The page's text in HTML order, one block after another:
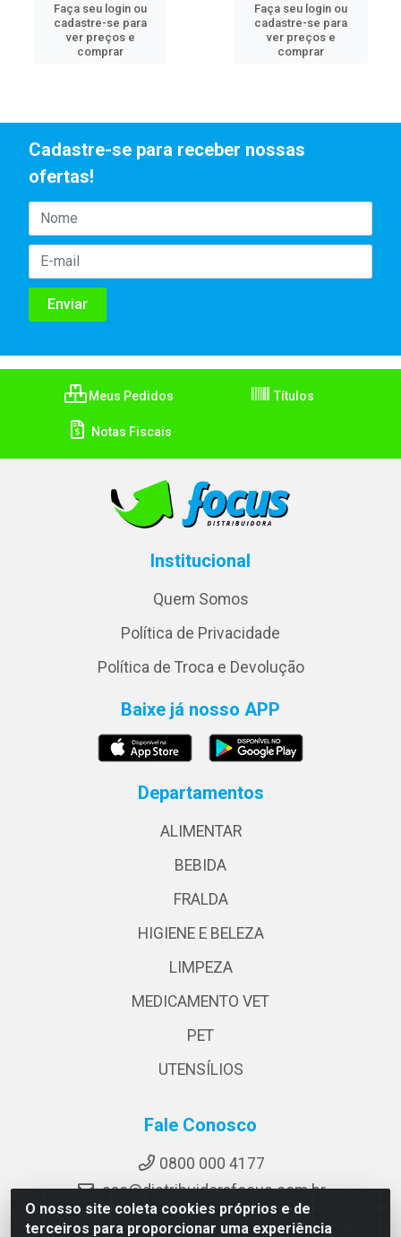
Faça seu login ou
cadastre-se para
ver preços e
comprar
Faça seu login ou
cadastre-se para
ver preços e
comprar
O nosso site coleta cookies próprios e de
terceiros para proporcionar uma experiência
Cadastre-se para receber nossas
ofertas!
Meus Pedidos Títulos
Notas Fiscais
Institucional
Quem Somos
Política de Privacidade
Política de Troca e Devolução
Baixe já nosso APP
Departamentos
ALIMENTAR
BEBIDA
FRALDA
HIGIENE E BELEZA
LIMPEZA
MEDICAMENTO VET
PET
UTENSÍLIOS
Fale Conosco
0800 000 4177
sac@distribuidorafocus.com.br
Instagram